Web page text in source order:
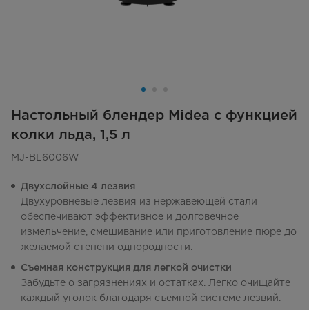
Настольный блендер Midea с функцией
колки льда, 1,5 л
MJ-BL6006W
Двухслойные 4 лезвия
Двухуровневые лезвия из нержавеющей стали
обеспечивают эффективное и долговечное
измельчение, смешивание или приготовление пюре до
желаемой степени однородности.
Съемная конструкция для легкой очистки
Забудьте о загрязнениях и остатках. Легко очищайте
каждый уголок благодаря съемной системе лезвий.